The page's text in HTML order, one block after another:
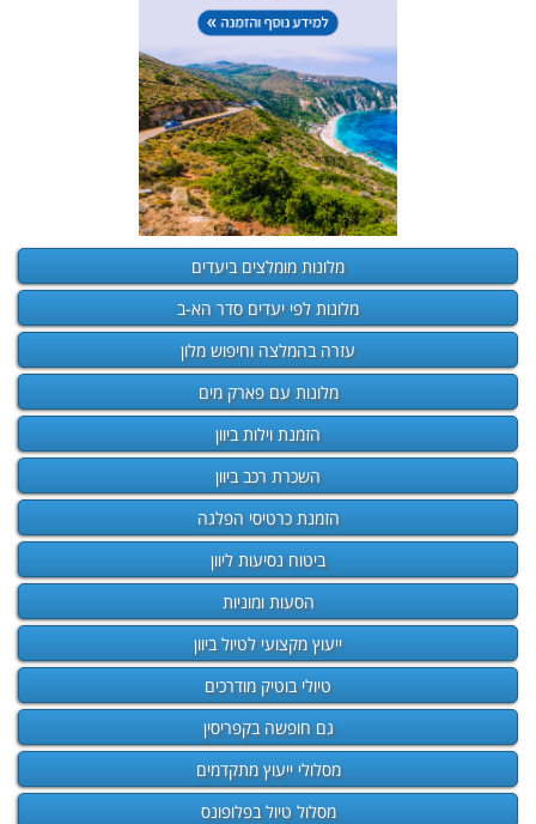
מלונות מומלצים ביעדים
מלונות לפי יעדים סדר הא-ב
עזרה בהמלצה וחיפוש מלון
מלונות עם פארק מים
הזמנת וילות ביוון
השכרת רכב ביוון
הזמנת כרטיסי הפלגה
ביטוח נסיעות ליוון
הסעות ומוניות
ייעוץ מקצועי לטיול ביוון
טיולי בוטיק מודרכים
גם חופשה בקפריסין
מסלולי ייעוץ מתקדמים
מסלול טיול בפלופונס